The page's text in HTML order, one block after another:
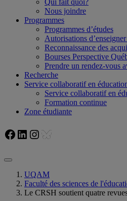
Qui fait quoi?
Nous joindre
Programmes
Programmes d’études
Autorisations
Reconnaissance des
Bourses Perspective
Prendre un rendez-vous
Recherche
Service collaboratif en
Service collaboratif en
Formation continue
Zone étudiante
Facebook
LinkedIn
Instagram
Bluesky
UQAM
Faculté des sciences de
Le CRSH soutient quatre